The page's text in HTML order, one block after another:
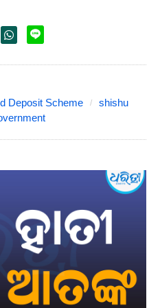
Deposit Scheme
shishu